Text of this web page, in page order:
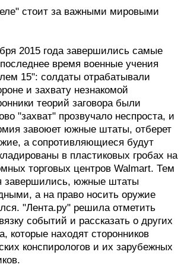
стоит за важными мировыми
2015 года завершились самые
время военные учения
15": солдаты отрабатывали
и захвату незнакомой
теорий заговора были
"захват" прозвучало неспроста, и
завоюет южные штаты, отберет
а сопротивляющиеся будут
в пластиковых гробах на
торговых центров Walmart. Тем
завершились, южные штаты
а на право носить оружие
"Лента.ру" решила отметить
событий и рассказать о других
которые находят сторонников
конспирологов и их зарубежных